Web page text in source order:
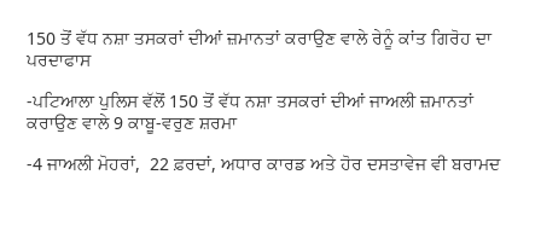
150 ਤੋਂ ਵੱਧ ਨਸ਼ਾ ਤਸਕਰਾਂ ਦੀਆਂ ਜ਼ਮਾਨਤਾਂ ਕਰਾਉਣ ਵਾਲੇ ਰੇਨੂੰ ਕਾਂਤ ਗਿਰੋਹ ਦਾ
ਪਰਦਾਫਾਸ
-ਪਟਿਆਲਾ ਪੁਲਿਸ ਵੱਲੋਂ 150 ਤੋਂ ਵੱਧ ਨਸ਼ਾ ਤਸਕਰਾਂ ਦੀਆਂ ਜਾਅਲੀ ਜ਼ਮਾਨਤਾਂ
ਕਰਾਉਣ ਵਾਲੇ 9 ਕਾਬੂ-ਵਰੁਣ ਸ਼ਰਮਾ
-4 ਜਾਅਲੀ ਮੋਹਰਾਂ, 22 ਫ਼ਰਦਾਂ, ਅਧਾਰ ਕਾਰਡ ਅਤੇ ਹੋਰ ਦਸਤਾਵੇਜ ਵੀ ਬਰਾਮਦ